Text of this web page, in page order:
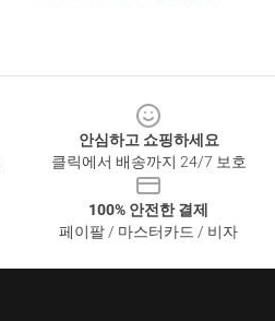
안심하고 쇼핑하세요
클릭에서 배송까지 24/7 보호
100% 안전한 결제
페이팔 / 마스터카드 / 비자